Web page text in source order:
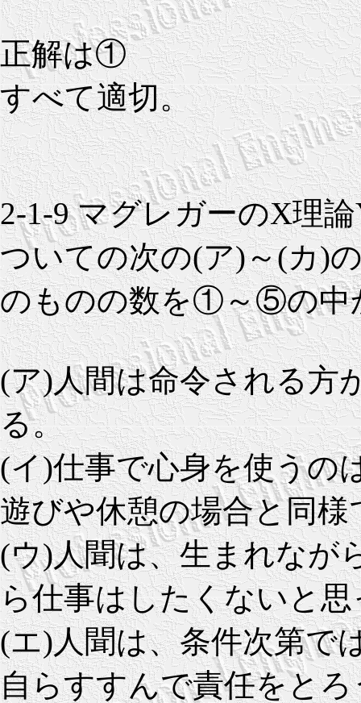
正解は①
すべて適切。
2-1-9 マグレガーのX理
ついての次の(ア)～(カ)
のものの数を①～⑤の中
(ア)人間は命令される方
る。
(イ)仕事で心身を使うの
遊びや休憩の場合と同様
(ウ)人聞は、生まれなが
ら仕事はしたくないと
(エ)人聞は、条件次第で
自らすすんで責任をと